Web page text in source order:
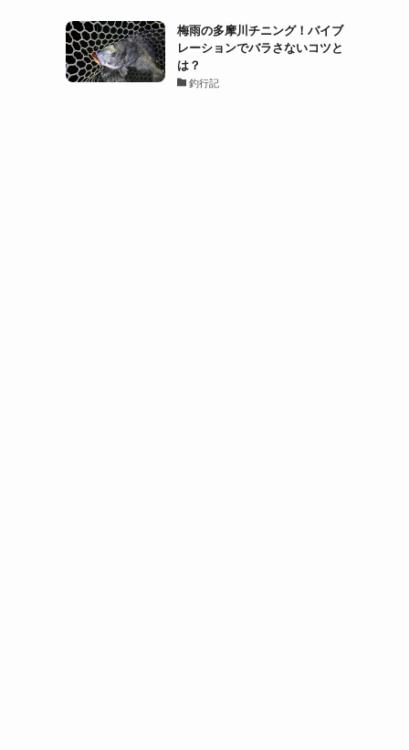
梅雨の多摩川チニング！バイブ
レーションでバラさないコツと
は？
釣行記